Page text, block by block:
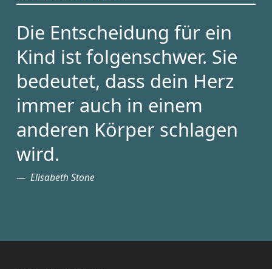
Die Entscheidung für ein
Kind ist folgenschwer. Sie
bedeutet, dass dein Herz
immer auch in einem
anderen Körper schlagen
wird.
Elisabeth Stone